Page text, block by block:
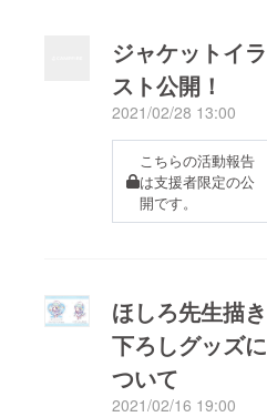
ジャケットイラ
スト公開！
2021/02/28 13:00
こちらの活動報告
は支援者限定の公
開です。
ほしろ先生描き
下ろしグッズに
ついて
2021/02/16 19:00